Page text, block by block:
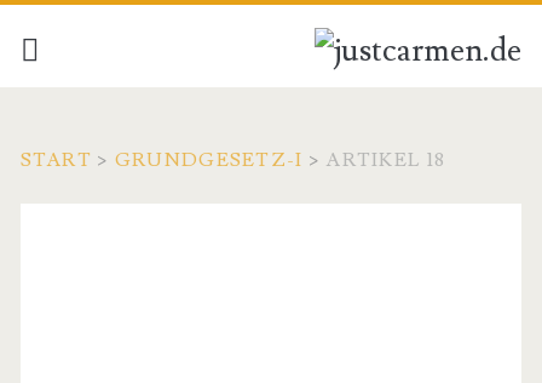
START > GRUNDGESETZ-I > ARTIKEL 18